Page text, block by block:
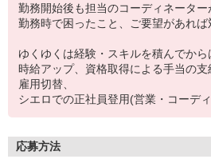
勤務開始後も担当のコーディネーター
勤務時で困ったこと、ご要望があれば
ゆくゆくは経験・スキルを積んでから
時給アップ、資格取得による手当の
雇用切替、
シエロでの正社員登用(営業・コーデ
応募方法